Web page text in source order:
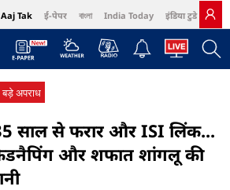
Aaj Tak ई-पेपर বাংলা India Today इंडिया टुडे हिंदी
Cosmopolitan Harper's Bazaar Northeast
बड़े अपराध
साल से फरार और ISI लिंक...
और शफात शांगलू की